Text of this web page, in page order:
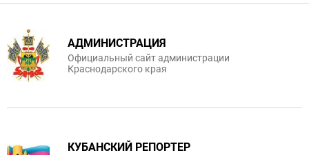
АДМИНИСТРАЦИЯ
Официальный сайт администрации
Краснодарского края
КУБАНСКИЙ РЕПОРТЕР